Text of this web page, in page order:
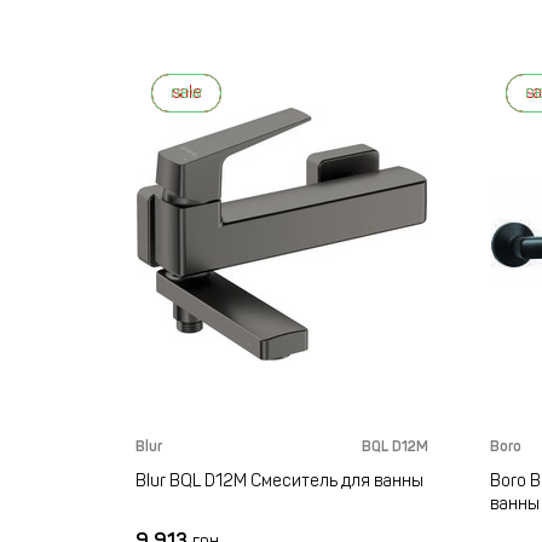
sale
new
Blur BQL D12M
Blur BQL D12M Смеситель для ванны
Boro
Boro
ванны